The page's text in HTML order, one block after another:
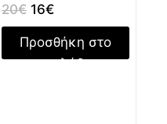
20€ 16€
Προσθήκη στο
καλάθι